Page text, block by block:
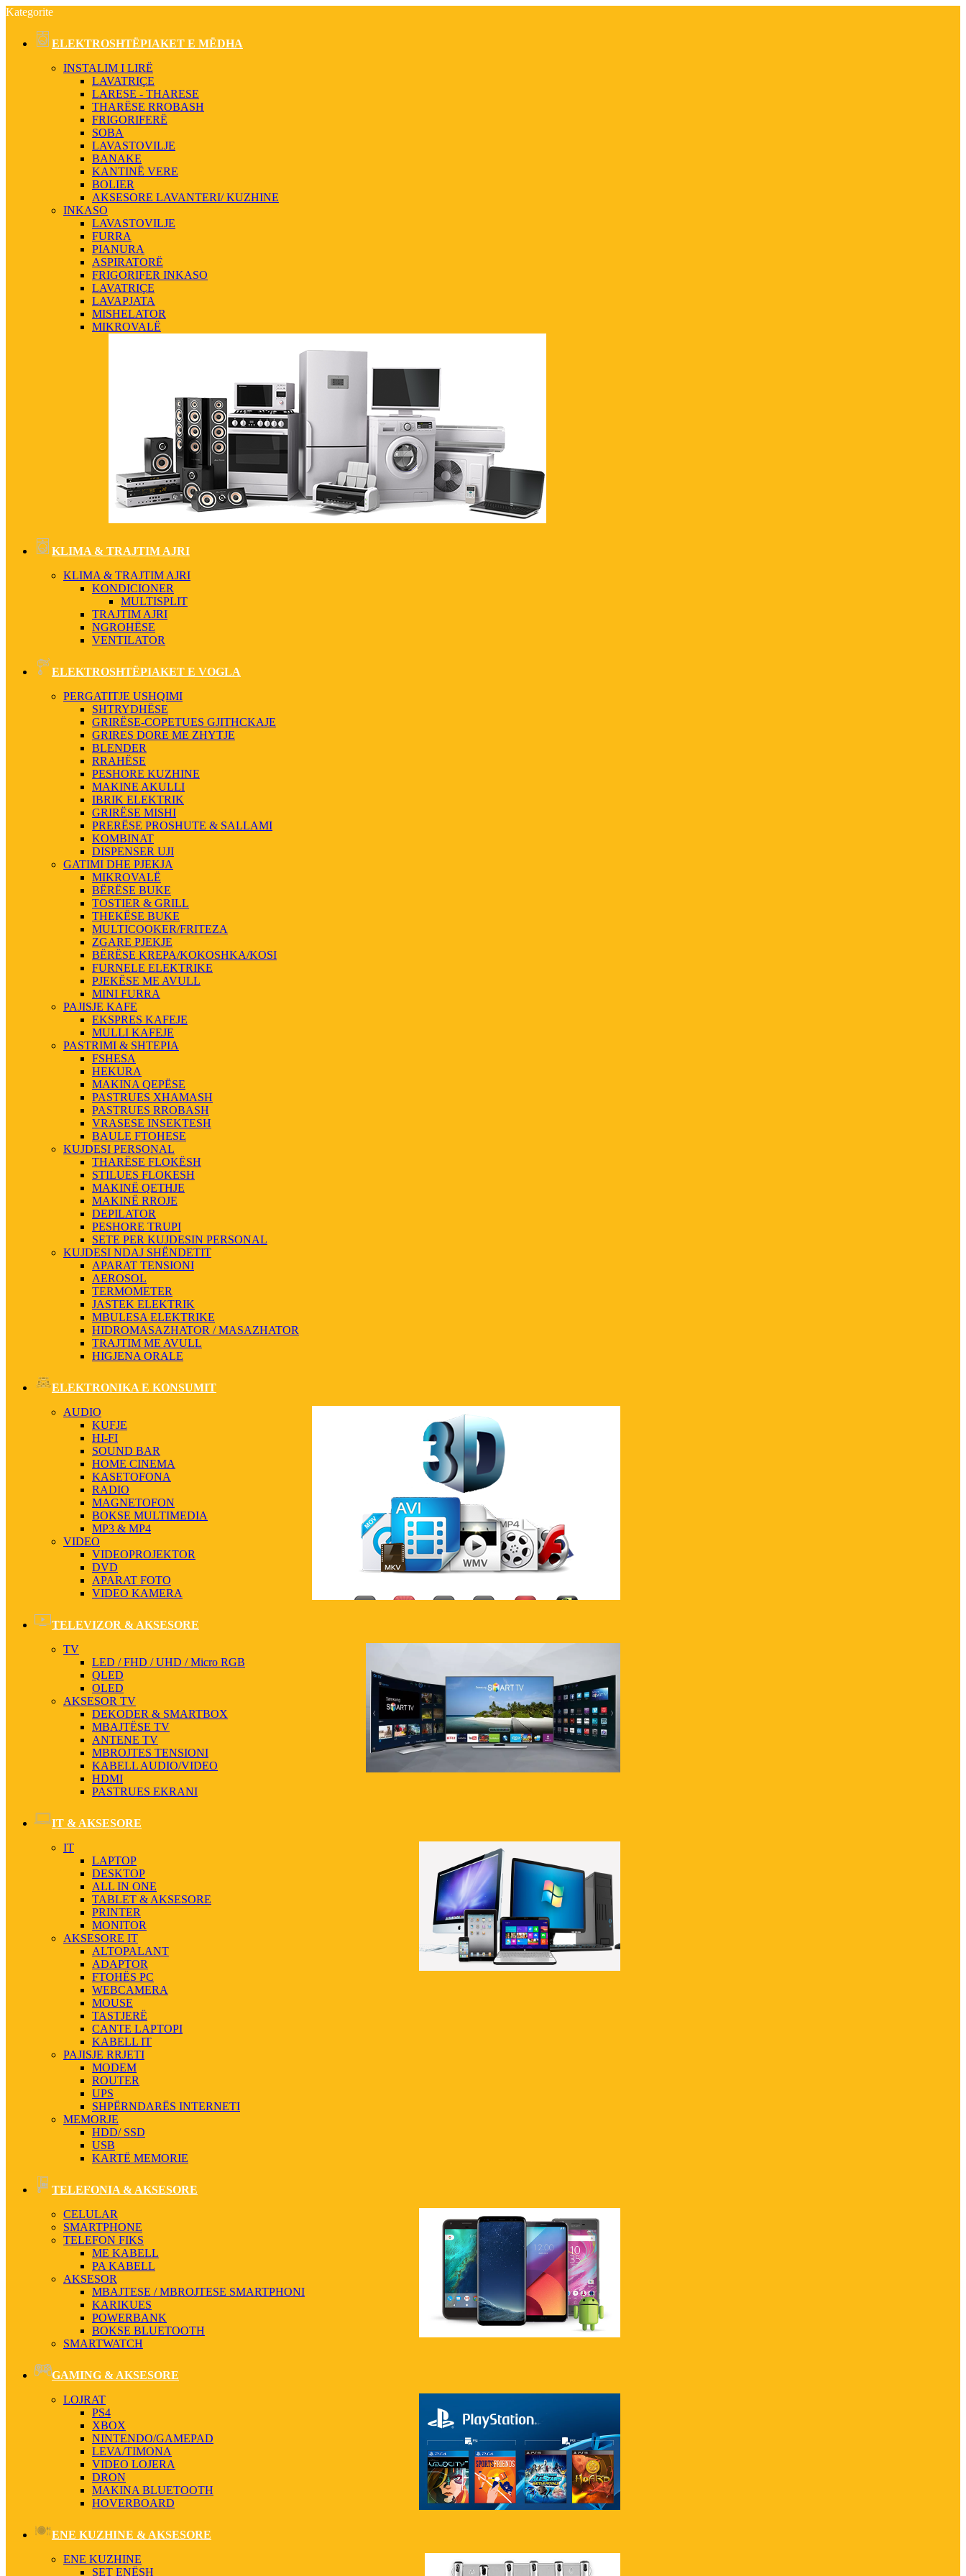
Kategorite
ELEKTROSHTËPIAKET E MËDHA
INSTALIM I LIRË
LAVATRIÇE
LARESE - THARESE
THARËSE RROBASH
FRIGORIFERË
SOBA
LAVASTOVILJE
BANAKE
KANTINË VERE
BOLIER
AKSESORE LAVANTERI/ KUZHINE
INKASO
LAVASTOVILJE
FURRA
PIANURA
ASPIRATORË
FRIGORIFER INKASO
LAVATRIÇE
LAVAPJATA
MISHELATOR
MIKROVALË
KLIMA & TRAJTIM AJRI
KLIMA & TRAJTIM AJRI
KONDICIONER
MULTISPLIT
TRAJTIM AJRI
NGROHËSE
VENTILATOR
ELEKTROSHTËPIAKET E VOGLA
PERGATITJE USHQIMI
SHTRYDHËSE
GRIRËSE-COPETUES GJITHCKAJE
GRIRES DORE ME ZHYTJE
BLENDER
RRAHËSE
PESHORE KUZHINE
MAKINE AKULLI
IBRIK ELEKTRIK
GRIRËSE MISHI
PRERËSE PROSHUTE & SALLAMI
KOMBINAT
DISPENSER UJI
GATIMI DHE PJEKJA
MIKROVALË
BËRËSE BUKE
TOSTIER & GRILL
THEKËSE BUKE
MULTICOOKER/FRITEZA
ZGARE PJEKJE
BËRËSE KREPA/KOKOSHKA/KOSI
FURNELE ELEKTRIKE
PJEKËSE ME AVULL
MINI FURRA
PAJISJE KAFE
EKSPRES KAFEJE
MULLI KAFEJE
PASTRIMI & SHTEPIA
FSHESA
HEKURA
MAKINA QEPËSE
PASTRUES XHAMASH
PASTRUES RROBASH
VRASESE INSEKTESH
BAULE FTOHESE
KUJDESI PERSONAL
THARËSE FLOKËSH
STILUES FLOKESH
MAKINË QETHJE
MAKINË RROJE
DEPILATOR
PESHORE TRUPI
SETE PER KUJDESIN PERSONAL
KUJDESI NDAJ SHËNDETIT
APARAT TENSIONI
AEROSOL
TERMOMETER
JASTEK ELEKTRIK
MBULESA ELEKTRIKE
HIDROMASAZHATOR / MASAZHATOR
TRAJTIM ME AVULL
HIGJENA ORALE
ELEKTRONIKA E KONSUMIT
AUDIO
KUFJE
HI-FI
SOUND BAR
HOME CINEMA
KASETOFONA
RADIO
MAGNETOFON
BOKSE MULTIMEDIA
MP3 & MP4
VIDEO
VIDEOPROJEKTOR
DVD
APARAT FOTO
VIDEO KAMERA
TELEVIZOR & AKSESORE
TV
LED / FHD / UHD / Micro RGB
QLED
OLED
AKSESOR TV
DEKODER & SMARTBOX
MBAJTËSE TV
ANTENE TV
MBROJTES TENSIONI
KABELL AUDIO/VIDEO
HDMI
PASTRUES EKRANI
IT & AKSESORE
IT
LAPTOP
DESKTOP
ALL IN ONE
TABLET & AKSESORE
PRINTER
MONITOR
AKSESORE IT
ALTOPALANT
ADAPTOR
FTOHËS PC
WEBCAMERA
MOUSE
TASTJERË
CANTE LAPTOPI
KABELL IT
PAJISJE RRJETI
MODEM
ROUTER
UPS
SHPËRNDARËS INTERNETI
MEMORJE
HDD/ SSD
USB
KARTË MEMORIE
TELEFONIA & AKSESORE
CELULAR
SMARTPHONE
TELEFON FIKS
ME KABELL
PA KABELL
AKSESOR
MBAJTESE / MBROJTESE SMARTPHONI
KARIKUES
POWERBANK
BOKSE BLUETOOTH
SMARTWATCH
GAMING & AKSESORE
LOJRAT
PS4
XBOX
NINTENDO/GAMEPAD
LEVA/TIMONA
VIDEO LOJERA
DRON
MAKINA BLUETOOTH
HOVERBOARD
ENE KUZHINE & AKSESORE
ENE KUZHINE
SET ENËSH